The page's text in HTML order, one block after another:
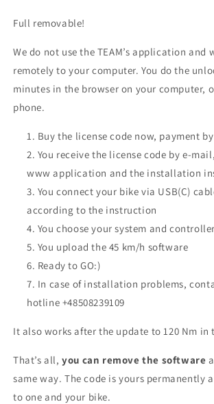
Full removable!
We do not use the TEAM’s application and
remotely to your computer. You do the
minutes in the browser on your computer,
phone.
Buy the license code now, payment by
You receive the license code by e-
www application and the installation
You connect your bike via USB(C)
according to the instruction
You choose your system and
You upload the 45 km/h software
Ready to GO:)
In case of installation problems,
hotline +48508239109
It also works after the update to 120 Nm in
That’s all,you can remove the software
same way. The code is yours permanently
to one and your bike.